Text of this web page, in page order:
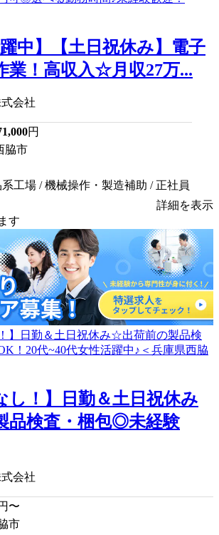
躍中】【土日祝休み】電子
業！高収入☆月収27万...
会社
円
脇市
工場 / 機械操作・製造補助 / 正社員
詳細を表示
す
し！】日勤＆土日祝休み
品検査・梱包◎未経験
会社
〜
市